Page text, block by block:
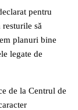
pentru
să
planuri bine
legate de
de la Centrul de